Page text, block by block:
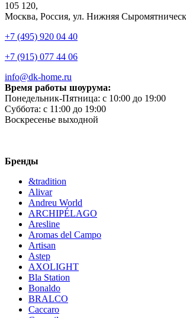
105 120,
Москва, Россия, ул. Нижняя
+7 (495) 920 04 40
+7 (915) 077 44 06
info@dk-home.ru
Время работы шоурума:
Понедельник-Пятница: c 10:00 до 19:00
Суббота: c 11:00 до 19:00
Воскресенье выходной
Бренды
&tradition
Alivar
Andreu World
ARCHIPÉLAGO
Aresline
Aromas del Campo
Artisan
Astep
AXOLIGHT
Bla Station
Bonaldo
BRALCO
Caccaro